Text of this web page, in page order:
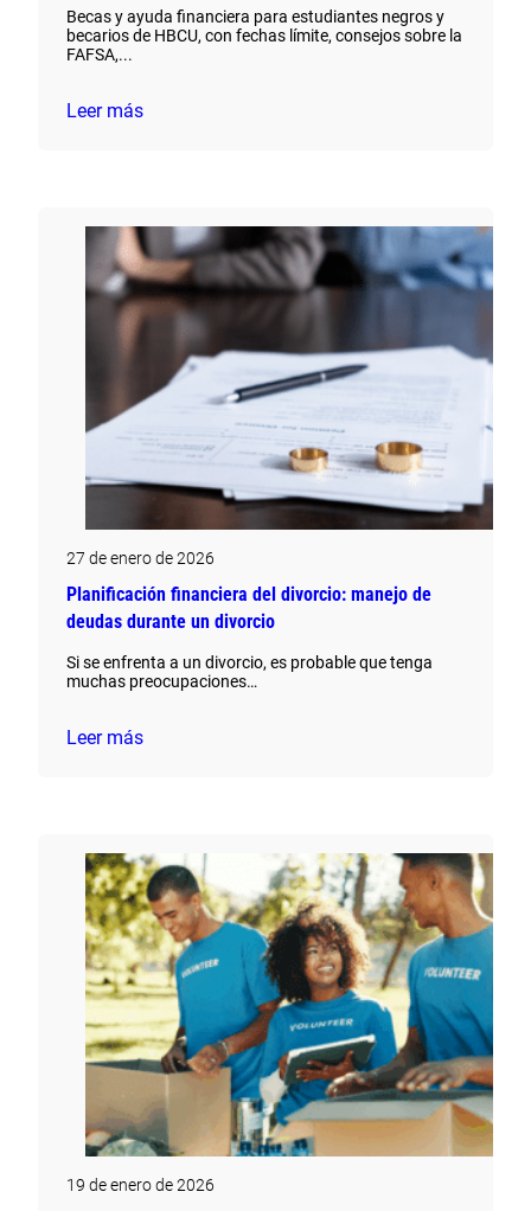
Becas y ayuda financiera para estudiantes negros y
becarios de HBCU, con fechas límite, consejos sobre la
FAFSA,...
Leer más
27 de enero de 2026
Planificación financiera del divorcio: manejo de
deudas durante un divorcio
Si se enfrenta a un divorcio, es probable que tenga
muchas preocupaciones…
Leer más
19 de enero de 2026